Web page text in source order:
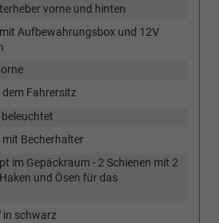
vorne und hinten
Aufbewahrungsbox und 12V
Fahrersitz
Becherhalter
im Gepäckraum - 2 Schienen mit 2
und Ösen für das
in schwarz